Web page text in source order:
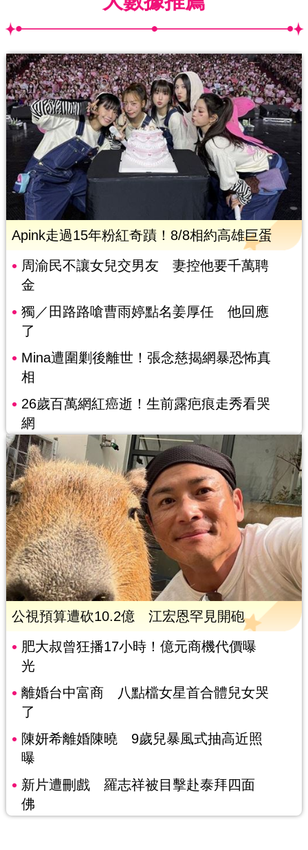
Apink走過15年粉紅奇蹟！8/8相約高雄巨蛋
周渝民不讓女兒交男友 妻控他要千萬聘
金
獨／田路路嗆曹雨婷點名姜厚任 他回應
了
Mina遭圍剿後離世！張念慈揭網暴恐怖真
相
26歲百萬網紅癌逝！生前露疤痕走秀看哭
網
公視預算遭砍10.2億 江宏恩罕見開砲
肥大叔曾狂播17小時！億元商機代價曝
光
離婚台中富商 八點檔女星首合體兒女哭
了
陳妍希離婚陳曉 9歲兒暴風式抽高近照
曝
新片遭刪戲 羅志祥被目擊赴泰拜四面
佛